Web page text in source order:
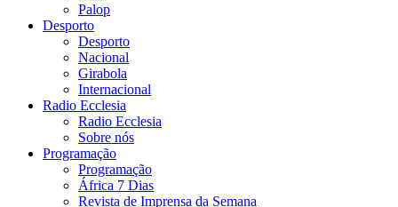
Palop
Desporto
Desporto
Nacional
Girabola
Internacional
Radio Ecclesia
Radio Ecclesia
Sobre nós
Programação
Programação
África 7 Dias
Revista de Imprensa da Semana